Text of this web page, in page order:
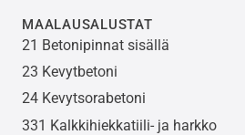
MAALAUSALUSTAT
21 Betonipinnat sisällä
23 Kevytbetoni
24 Kevytsorabetoni
331 Kalkkihiekkatiili- ja harkko